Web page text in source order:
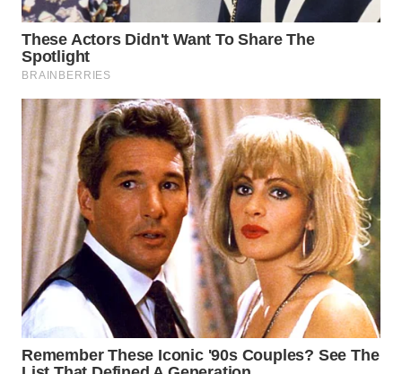
PERSONA
WAHANA
OTOMOTIF
WAHANA
HEALTH
WAHANA
DESA
WISATA
LAPAK
WAHANA
Wahana
Network